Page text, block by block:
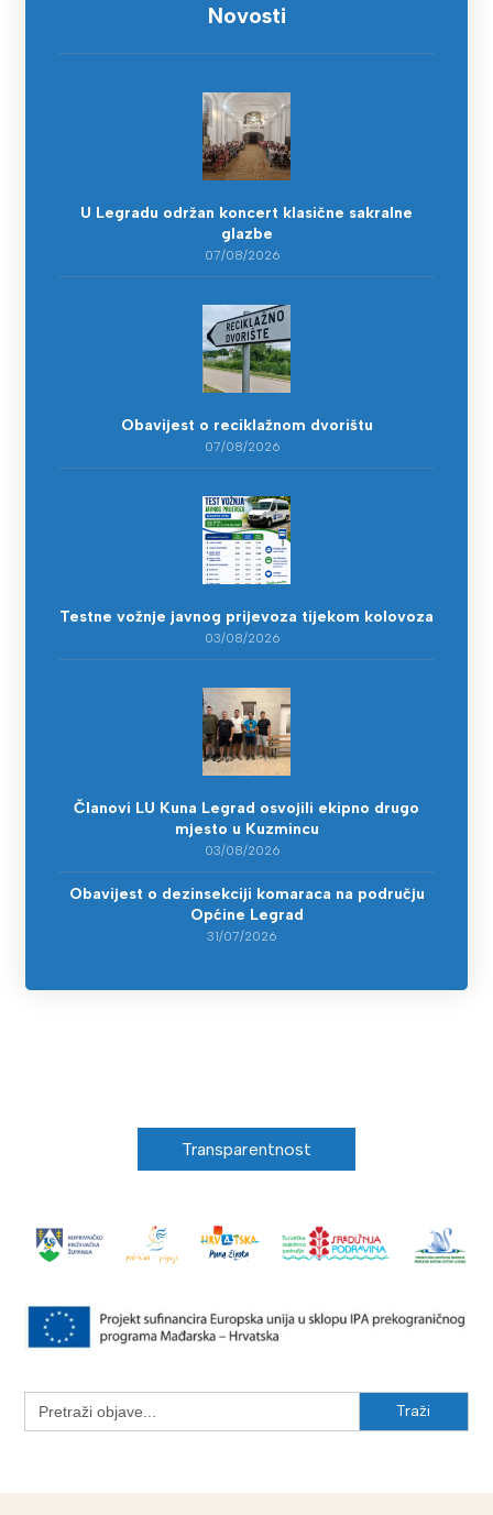
Novosti
U Legradu održan koncert klasične sakralne
glazbe
07/08/2026
Obavijest o reciklažnom dvorištu
07/08/2026
Testne vožnje javnog prijevoza tijekom kolovoza
03/08/2026
Članovi LU Kuna Legrad osvojili ekipno drugo
mjesto u Kuzmincu
03/08/2026
Obavijest o dezinsekciji komaraca na području
Općine Legrad
31/07/2026
Transparentnost
Search
for: